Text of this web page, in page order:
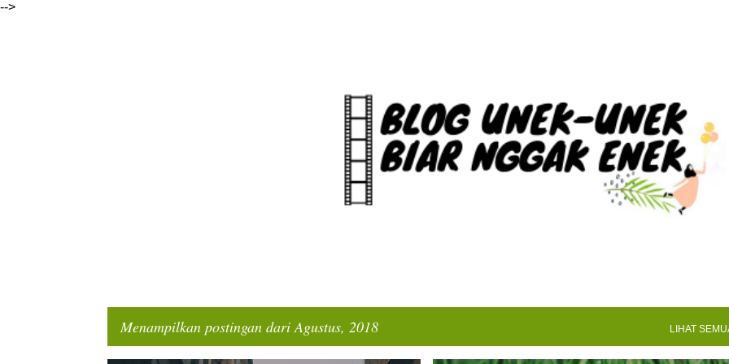
-->
Menampilkan postingan dari Agustus, 2018 LIHAT